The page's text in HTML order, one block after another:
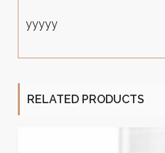
yyyyy
RELATED PRODUCTS